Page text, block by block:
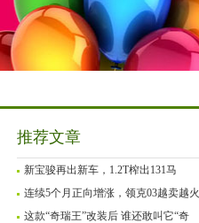
推荐文章
新宝骏再出新车，1.2T榨出131马
连续5个月正向增涨，领克03越卖越火
这款“奇瑞王”改装后 谁还敢叫它“奇